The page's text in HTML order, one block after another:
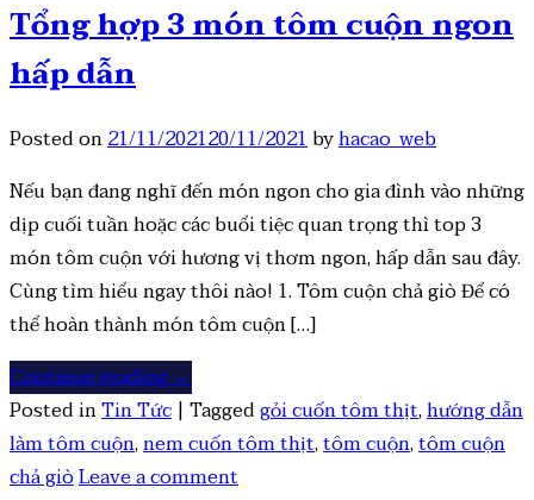
Tổng hợp 3 món tôm cuộn ngon
hấp dẫn
Posted on21/11/202120/11/2021byhacao_web
Nếu bạn đang nghĩ đến món ngon cho gia đình vào những
dịp cuối tuần hoặc các buổi tiệc quan trọng thì top 3
món tôm cuộn với hương vị thơm ngon, hấp dẫn sau đây.
Cùng tìm hiểu ngay thôi nào! 1. Tôm cuộn chả giò Để có
thể hoàn thành món tôm cuộn […]
Continue reading→
Posted inTin Tức | Taggedgỏi cuốn tôm thịt,hướng dẫn
làm tôm cuộn,nem cuốn tôm thịt,tôm cuộn,tôm cuộn
chả giòLeave a comment